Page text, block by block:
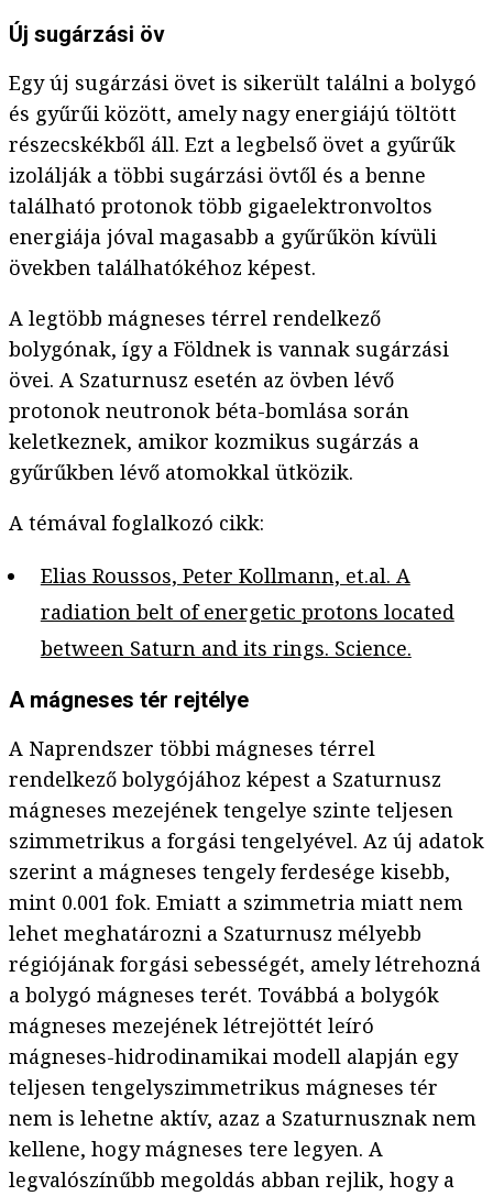
Új sugárzási öv
Egy új sugárzási övet is sikerült találni a bolygó
és gyűrűi között, amely nagy energiájú töltött
részecskékből áll. Ezt a legbelső övet a gyűrűk
izolálják a többi sugárzási övtől és a benne
található protonok több gigaelektronvoltos
energiája jóval magasabb a gyűrűkön kívüli
övekben találhatókéhoz képest.
A legtöbb mágneses térrel rendelkező
bolygónak, így a Földnek is vannak sugárzási
övei. A Szaturnusz esetén az övben lévő
protonok neutronok béta-bomlása során
keletkeznek, amikor kozmikus sugárzás a
gyűrűkben lévő atomokkal ütközik.
A témával foglalkozó cikk:
Elias Roussos, Peter Kollmann, et.al. A
radiation belt of energetic protons located
between Saturn and its rings. Science.
A mágneses tér rejtélye
A Naprendszer többi mágneses térrel
rendelkező bolygójához képest a Szaturnusz
mágneses mezejének tengelye szinte teljesen
szimmetrikus a forgási tengelyével. Az új adatok
szerint a mágneses tengely ferdesége kisebb,
mint 0.001 fok. Emiatt a szimmetria miatt nem
lehet meghatározni a Szaturnusz mélyebb
régiójának forgási sebességét, amely létrehozná
a bolygó mágneses terét. Továbbá a bolygók
mágneses mezejének létrejöttét leíró
mágneses-hidrodinamikai modell alapján egy
teljesen tengelyszimmetrikus mágneses tér
nem is lehetne aktív, azaz a Szaturnusznak nem
kellene, hogy mágneses tere legyen. A
legvalószínűbb megoldás abban rejlik, hogy a